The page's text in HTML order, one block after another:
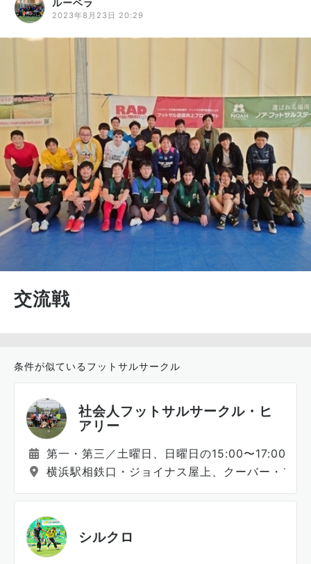
2023年8月23日 20:29
交流戦
条件が似ているフットサルサークル
社会人フットサルサークル・ヒ
アリー
第一・第三／土曜日、日曜日の15:00〜17:00で
横浜駅相鉄口・ジョイナス屋上、クーバー・フッ
シルクロ